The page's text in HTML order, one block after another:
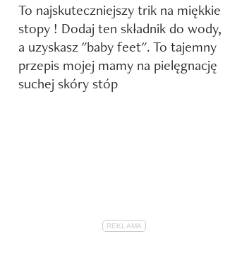
To najskuteczniejszy trik na miękkie
stopy ! Dodaj ten składnik do wody,
a uzyskasz "baby feet". To tajemny
przepis mojej mamy na pielęgnację
suchej skóry stóp